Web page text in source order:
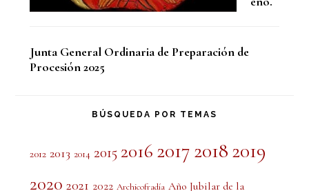
Junta General Ordinaria de Preparación de
Procesión 2025
BÚSQUEDA POR TEMAS
2012 2013 2014 2015 2016 2017 2018 2019
2020 2021 2022 Archicofradía Año Jubilar de la